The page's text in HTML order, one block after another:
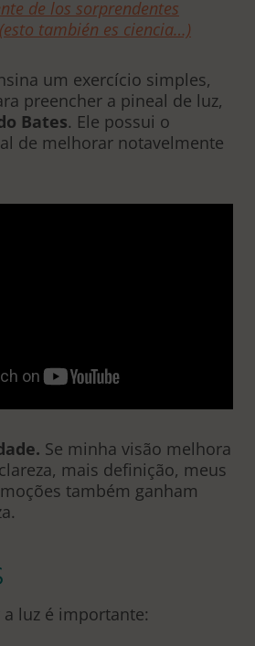
de los sorprendentes
también es ciencia…)
um exercício simples,
preencher a pineal de luz,
Bates. Ele possui o
de melhorar notavelmente
Se minha visão melhora
mais definição, meus
também ganham
luz é importante: